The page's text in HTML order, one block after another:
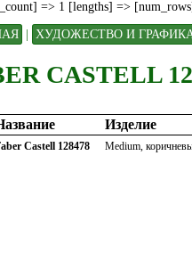
=> 1 [lengths] =>
ХУДОЖЕСТВО И
CASTELL
Изделие
Castell 128478 Мedium,